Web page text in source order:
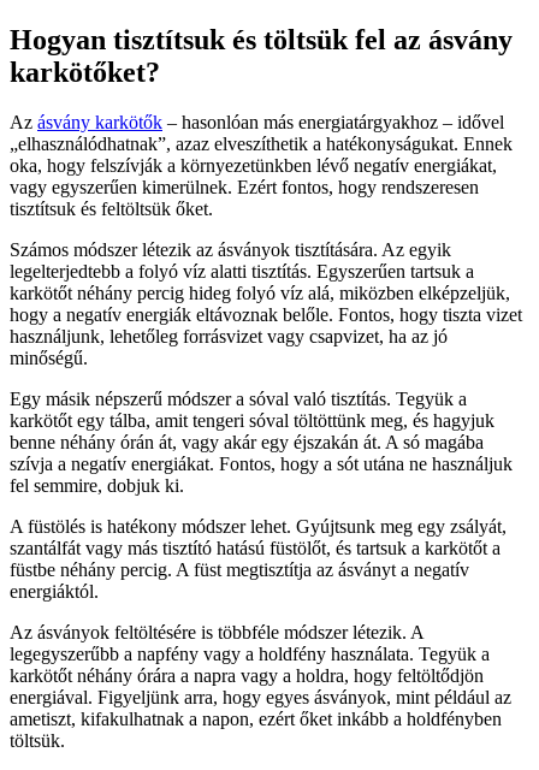
Hogyan tisztítsuk és töltsük fel az ásvány
karkötőket?
Az ásvány karkötők – hasonlóan más energiatárgyakhoz – idővel
„elhasználódhatnak”, azaz elveszíthetik a hatékonyságukat. Ennek
oka, hogy felszívják a környezetünkben lévő negatív energiákat,
vagy egyszerűen kimerülnek. Ezért fontos, hogy rendszeresen
tisztítsuk és feltöltsük őket.
Számos módszer létezik az ásványok tisztítására. Az egyik
legelterjedtebb a folyó víz alatti tisztítás. Egyszerűen tartsuk a
karkötőt néhány percig hideg folyó víz alá, miközben elképzeljük,
hogy a negatív energiák eltávoznak belőle. Fontos, hogy tiszta vizet
használjunk, lehetőleg forrásvizet vagy csapvizet, ha az jó
minőségű.
Egy másik népszerű módszer a sóval való tisztítás. Tegyük a
karkötőt egy tálba, amit tengeri sóval töltöttünk meg, és hagyjuk
benne néhány órán át, vagy akár egy éjszakán át. A só magába
szívja a negatív energiákat. Fontos, hogy a sót utána ne használjuk
fel semmire, dobjuk ki.
A füstölés is hatékony módszer lehet. Gyújtsunk meg egy zsályát,
szantálfát vagy más tisztító hatású füstölőt, és tartsuk a karkötőt a
füstbe néhány percig. A füst megtisztítja az ásványt a negatív
energiáktól.
Az ásványok feltöltésére is többféle módszer létezik. A
legegyszerűbb a napfény vagy a holdfény használata. Tegyük a
karkötőt néhány órára a napra vagy a holdra, hogy feltöltődjön
energiával. Figyeljünk arra, hogy egyes ásványok, mint például az
ametiszt, kifakulhatnak a napon, ezért őket inkább a holdfényben
töltsük.